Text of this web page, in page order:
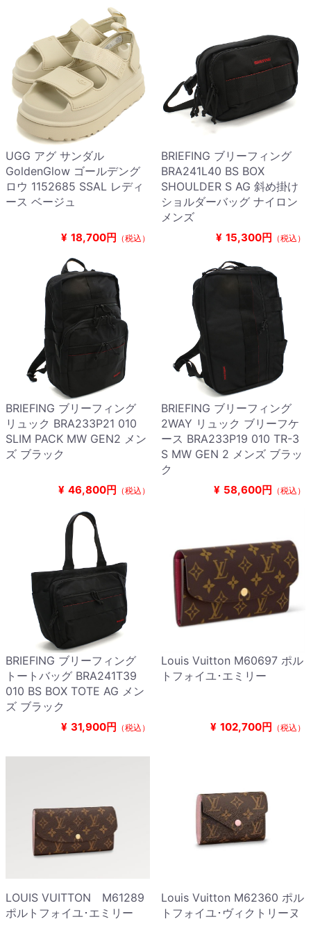
UGG アグ サンダル
GoldenGlow ゴールデング
ロウ 1152685 SSAL レディ
ース ベージュ
¥ 18,700円 （税込）
BRIEFING ブリーフィング
BRA241L40 BS BOX
SHOULDER S AG 斜め掛け
ショルダーバッグ ナイロン
メンズ
¥ 15,300円 （税込）
BRIEFING ブリーフィング
リュック BRA233P21 010
SLIM PACK MW GEN2 メン
ズ ブラック
¥ 46,800円 （税込）
BRIEFING ブリーフィング
2WAY リュック ブリーフケ
ース BRA233P19 010 TR-3
S MW GEN 2 メンズ ブラッ
ク
¥ 58,600円 （税込）
BRIEFING ブリーフィング
トートバッグ BRA241T39
010 BS BOX TOTE AG メン
ズ ブラック
¥ 31,900円 （税込）
Louis Vuitton M60697 ポル
トフォイユ･エミリー
¥ 102,700円 （税込）
LOUIS VUITTON M61289
ポルトフォイユ･エミリー
Louis Vuitton M62360 ポル
トフォイユ･ヴィクトリーヌ